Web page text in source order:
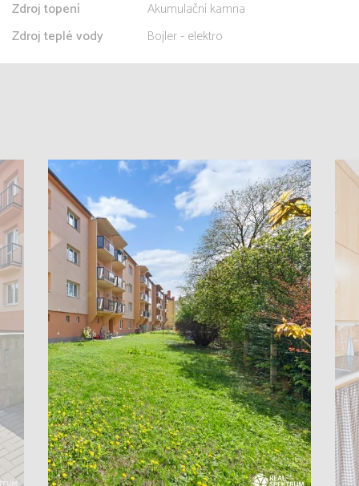
Zdroj topení
Akumulační kamna
Zdroj teplé vody
Bojler - elektro